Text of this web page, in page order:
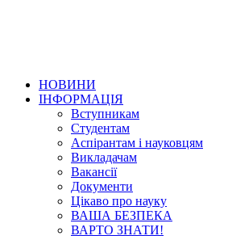
НОВИНИ
ІНФОРМАЦІЯ
Вступникам
Студентам
Аспірантам і науковцям
Викладачам
Вакансії
Документи
Цікаво про науку
ВАША БЕЗПЕКА
ВАРТО ЗНАТИ!